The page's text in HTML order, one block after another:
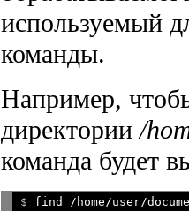
используемый
команды.
Например,
директории/
команда будет
$